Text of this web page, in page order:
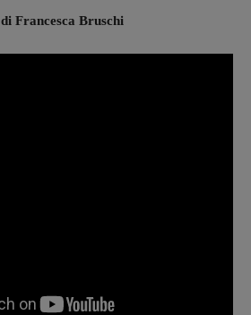
Francesca Bruschi